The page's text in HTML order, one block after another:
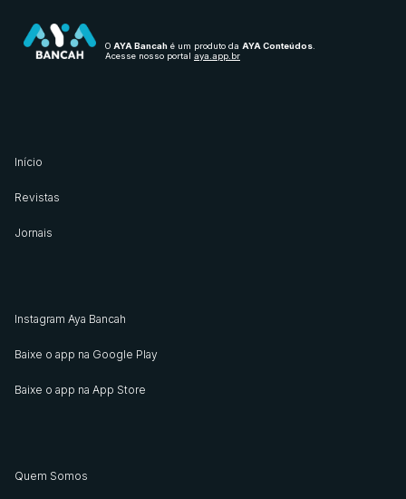
O AYA Bancah é um produto da AYA Conteúdos
Acesse nosso portal aya.app.br
Início
Revistas
Jornais
Instagram Aya Bancah
Baixe o app na Google Play
Baixe o app na App Store
Quem Somos